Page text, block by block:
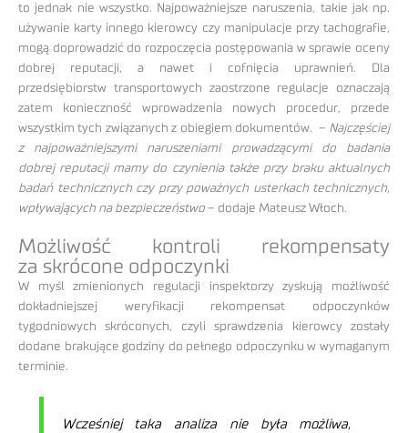
to jednak nie wszystko. Najpoważniejsze naruszenia, takie jak np.
używanie karty innego kierowcy czy manipulacje przy tachografie,
mogą doprowadzić do rozpoczęcia postępowania w sprawie oceny
dobrej reputacji, a nawet i cofnięcia uprawnień. Dla
przedsiębiorstw transportowych zaostrzone regulacje oznaczają
zatem konieczność wprowadzenia nowych procedur, przede
wszystkim tych związanych z obiegiem dokumentów. – Najczęściej
z najpoważniejszymi naruszeniami prowadzącymi do badania
dobrej reputacji mamy do czynienia także przy braku aktualnych
badań technicznych czy przy poważnych usterkach technicznych,
wpływających na bezpieczeństwo – dodaje Mateusz Włoch.
Możliwość kontroli rekompensaty
za skrócone odpoczynki
W myśl zmienionych regulacji inspektorzy zyskują możliwość
dokładniejszej weryfikacji rekompensat odpoczynków
tygodniowych skróconych, czyli sprawdzenia kierowcy zostały
dodane brakujące godziny do pełnego odpoczynku w wymaganym
terminie.
Wcześniej taka analiza nie była możliwa,